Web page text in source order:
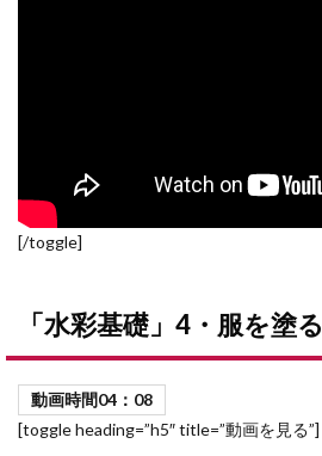
[/toggle]
「水彩基礎」4・服を塗る
動画時間04 ：08
[toggle heading=”h5″ title=”動画を見る”]